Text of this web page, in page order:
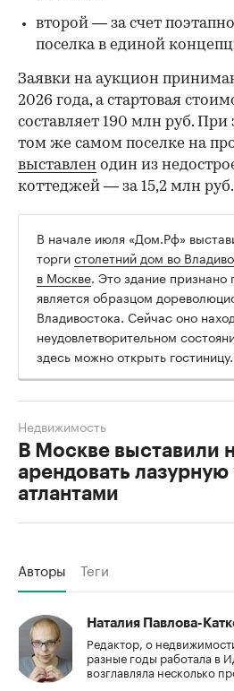
второй — за счет
поселка в единой
Заявки на аукцион
2026 года, а стартовая
составляет 190 млн руб. При
том же самом поселке на
выставлен один из
коттеджей — за 15,2 млн руб.
В начале июля «Дом.Рф»
торгистолетний дом во
в Москве. Это здание признано
является образцом
Владивостока. Сейчас оно
неудовлетворительном
здесь можно открыть гостиницу.
В Москве выставили
арендовать лазурную
атлантами
Недвижимость
Авторы Теги
Наталия Павлова-
Редактор, о
разные годы работала в
возглавляла несколько